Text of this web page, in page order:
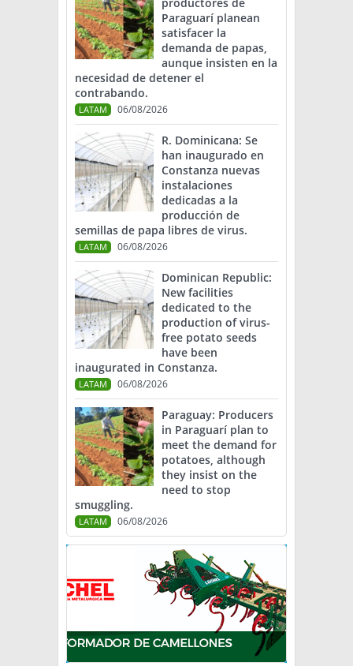
Paraguarí planean
satisfacer la
demanda de papas,
aunque insisten en la
necesidad de detener el
contrabando.
LATAM 06/08/2026
R. Dominicana: Se
han inaugurado en
Constanza nuevas
instalaciones
dedicadas a la
producción de
semillas de papa libres de virus.
LATAM 06/08/2026
Dominican Republic:
New facilities
dedicated to the
production of virus-
free potato seeds
have been
inaugurated in Constanza.
LATAM 06/08/2026
Paraguay: Producers
in Paraguarí plan to
meet the demand for
potatoes, although
they insist on the
need to stop
smuggling.
LATAM 06/08/2026